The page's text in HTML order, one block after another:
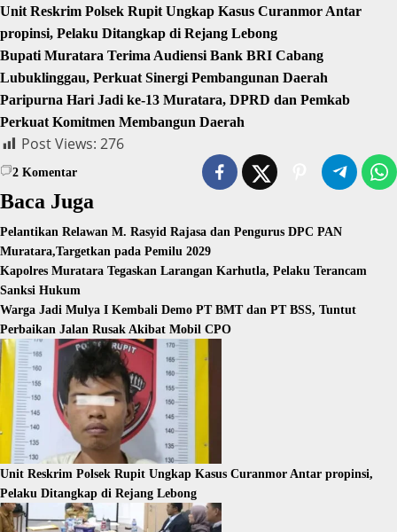
Unit Reskrim Polsek Rupit Ungkap Kasus Curanmor Antar
propinsi, Pelaku Ditangkap di Rejang Lebong
Bupati Muratara Terima Audiensi Bank BRI Cabang
Lubuklinggau, Perkuat Sinergi Pembangunan Daerah
Paripurna Hari Jadi ke-13 Muratara, DPRD dan Pemkab
Perkuat Komitmen Membangun Daerah
Post Views: 276
2 Komentar
Baca Juga
Pelantikan Relawan M. Rasyid Rajasa dan Pengurus DPC PAN
Muratara,Targetkan pada Pemilu 2029
Kapolres Muratara Tegaskan Larangan Karhutla, Pelaku Terancam
Sanksi Hukum
Warga Jadi Mulya I Kembali Demo PT BMT dan PT BSS, Tuntut
Perbaikan Jalan Rusak Akibat Mobil CPO
Unit Reskrim Polsek Rupit Ungkap Kasus Curanmor Antar propinsi,
Pelaku Ditangkap di Rejang Lebong